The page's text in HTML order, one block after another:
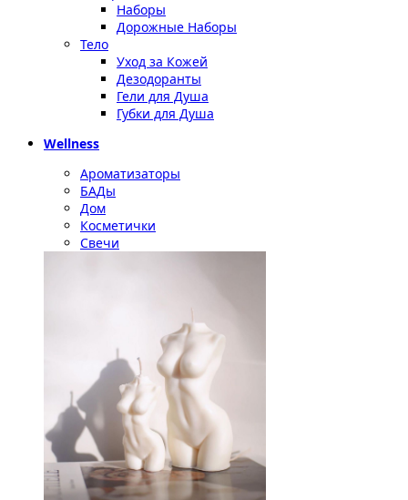
Наборы
Дорожные Наборы
Тело
Уход за Кожей
Дезодоранты
Гели для Душа
Губки для Душа
Wellness
Ароматизаторы
БАДы
Дом
Косметички
Свечи